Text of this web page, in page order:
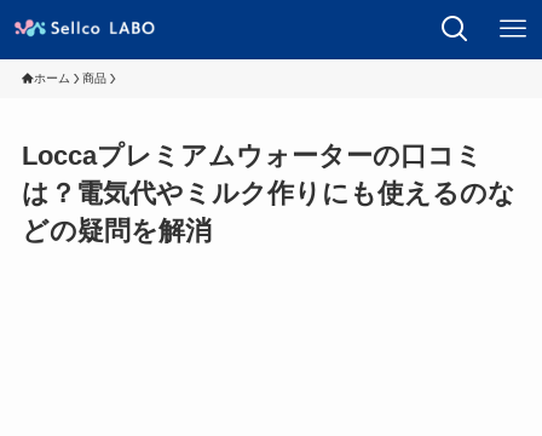
ホーム 商品
Loccaプレミアムウォーターの口コミ
は？電気代やミルク作りにも使えるのな
どの疑問を解消